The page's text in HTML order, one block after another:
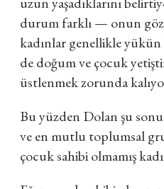
durum farklı — onun
kadınlar genellikle yükün
de doğum ve çocuk
üstlenmek zorunda
Bu yüzden Dolan şu
ve en mutlu toplumsal
çocuk sahibi olmamış